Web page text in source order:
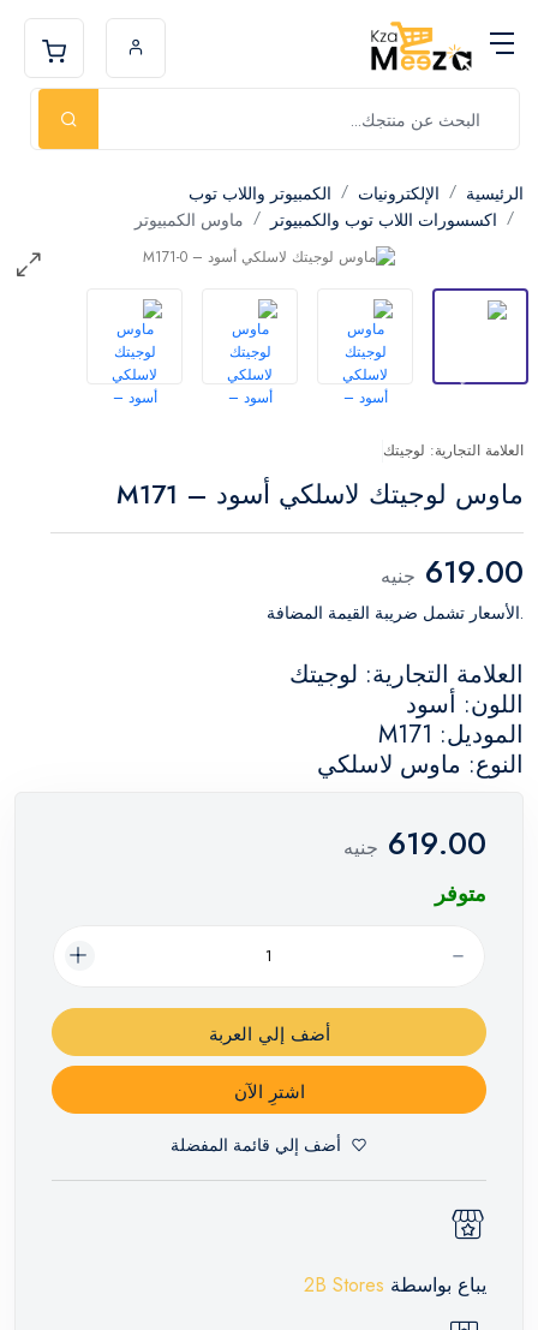
الرئيسية الإلكترونيات
الكمبيوتر واللاب توب
اكسسورات اللاب توب والكمبيوتر
ماوس الكمبيوتر
العلامة التجارية: لوجيتك
ماوس لوجيتك لاسلكي أسود – M171
619.00 جنيه
.الأسعار تشمل ضريبة القيمة المضافة
العلامة التجارية: لوجيتك
اللون: أسود
الموديل: M171
النوع: ماوس لاسلكي
619.00 جنيه
متوفر
أضف إلي العربة
اشترِ الآن
أضف إلي قائمة المفضلة
يباع بواسطة 2B Stores